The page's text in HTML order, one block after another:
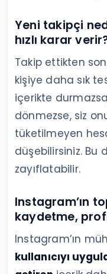
Yeni takipçi
hızlı karar
Takip ettikten
kişiye daha sık
içerikte
dönmezse, siz
tüketilmeyen
düşebilirsiniz. Bu
zayıflatabilir.
Instagram’ın
kaydetme,
Instagram’ın
kullanıcıyı